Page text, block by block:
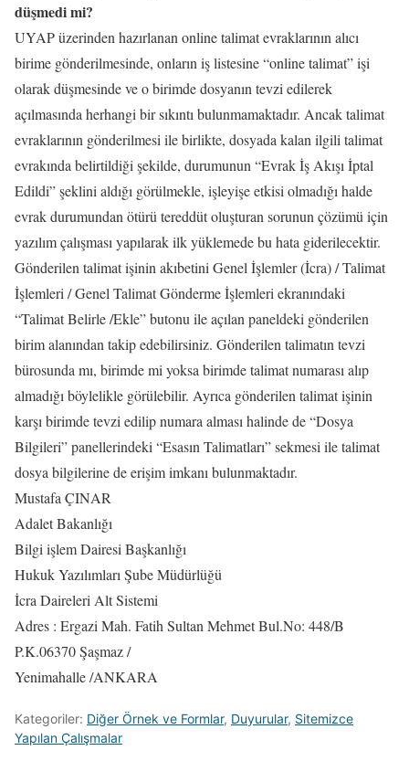
düşmedi mi?
UYAP üzerinden hazırlanan online talimat evraklarının alıcı
birime gönderilmesinde, onların iş listesine “online talimat” işi
olarak düşmesinde ve o birimde dosyanın tevzi edilerek
açılmasında herhangi bir sıkıntı bulunmamaktadır. Ancak talimat
evraklarının gönderilmesi ile birlikte, dosyada kalan ilgili talimat
evrakında belirtildiği şekilde, durumunun “Evrak İş Akışı İptal
Edildi” şeklini aldığı görülmekle, işleyişe etkisi olmadığı halde
evrak durumundan ötürü tereddüt oluşturan sorunun çözümü için
yazılım çalışması yapılarak ilk yüklemede bu hata giderilecektir.
Gönderilen talimat işinin akıbetini Genel İşlemler (İcra) / Talimat
İşlemleri / Genel Talimat Gönderme İşlemleri ekranındaki
“Talimat Belirle /Ekle” butonu ile açılan paneldeki gönderilen
birim alanından takip edebilirsiniz. Gönderilen talimatın tevzi
bürosunda mı, birimde mi yoksa birimde talimat numarası alıp
almadığı böylelikle görülebilir. Ayrıca gönderilen talimat işinin
karşı birimde tevzi edilip numara alması halinde de “Dosya
Bilgileri” panellerindeki “Esasın Talimatları” sekmesi ile talimat
dosya bilgilerine de erişim imkanı bulunmaktadır.
Mustafa ÇINAR
Adalet Bakanlığı
Bilgi işlem Dairesi Başkanlığı
Hukuk Yazılımları Şube Müdürlüğü
İcra Daireleri Alt Sistemi
Adres : Ergazi Mah. Fatih Sultan Mehmet Bul.No: 448/B
P.K.06370 Şaşmaz /
Yenimahalle /ANKARA
Kategoriler: Diğer Örnek ve Formlar, Duyurular, Sitemizce
Yapılan Çalışmalar